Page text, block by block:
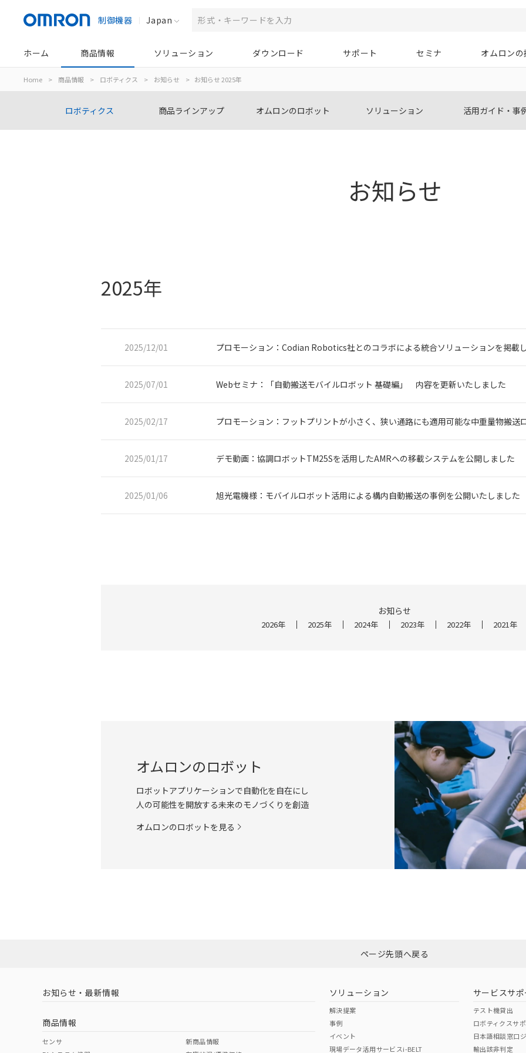
制御機器 Japan
ホーム 商品情報 ソリューション ダウンロード サポート セミナ オムロン
Home > 商品情報 > ロボティクス > お知らせ > お知らせ 2025年
ロボティクス 商品ラインアップ オムロンのロボット ソリューション 活用ガイド・事
お知らせ
2025年
2025/12/01 プロモーション：Codian Robotics社とのコラボによる統合ソリューションを掲載
2025/07/01 Webセミナ：「自動搬送モバイルロボット 基礎編」 内容を更新いたしました
2025/02/17 プロモーション：フットプリントが小さく、狭い通路にも適用可能な中重量物搬送
2025/01/17 デモ動画：協調ロボットTM25Sを活用したAMRへの移載システムを公開しました
2025/01/06 旭光電機様：モバイルロボット活用による構内自動搬送の事例を公開いたしました
お知らせ
2026年 2025年 2024年 2023年 2022年 2021年
オムロンのロボット
ロボットアプリケーションで自動化を自在にし
人の可能性を開放する未来のモノづくりを創造
オムロンのロボットを見る
ページ先頭へ戻る
お知らせ・最新情報
商品情報
センサ
新商品情報
ソリューション
解決提案
事例
イベント
現場データ活用サービスi-BELT
サービスサポ
テスト機貸出
ロボティクスサ
日本語相談窓口
輸出該非判定